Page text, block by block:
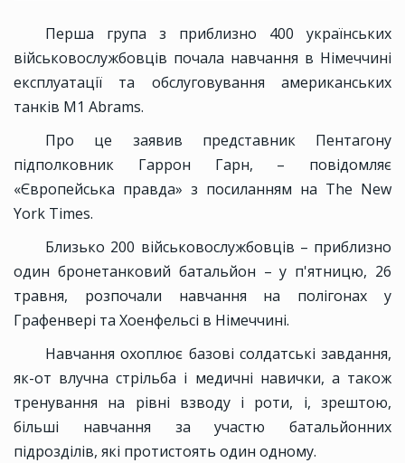
Перша група з приблизно 400 українських
військовослужбовців почала навчання в Німеччині
експлуатації та обслуговування американських
танків M1 Abrams.
Про це заявив представник Пентагону
підполковник Гаррон Гарн, – повідомляє
«Європейська правда» з посиланням на The New
York Times.
Близько 200 військовослужбовців – приблизно
один бронетанковий батальйон – у п'ятницю, 26
травня, розпочали навчання на полігонах у
Графенвері та Хоенфельсі в Німеччині.
Навчання охоплює базові солдатські завдання,
як-от влучна стрільба і медичні навички, а також
тренування на рівні взводу і роти, і, зрештою,
більші навчання за участю батальйонних
підрозділів, які протистоять один одному.